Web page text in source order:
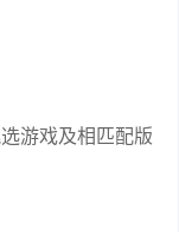
游戏及相匹配版